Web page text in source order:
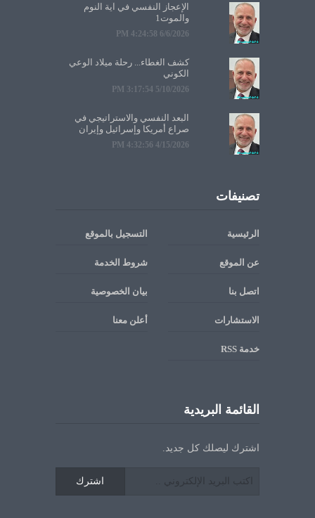
الإعجاز النفسي في آية النوم
والموت1
6/6/2026 4:24:58 PM
كشف الغطاء... رحلة ميلاد الوعي
الكوني
5/10/2026 3:17:54 PM
البعد النفسي والاستراتيجي في
صراع أمريكا وإسرائيل وإيران
4/15/2026 4:32:56 PM
تصنيفات
الرئيسية التسجيل بالموقع
عن الموقع شروط الخدمة
اتصل بنا بيان الخصوصية
الاستشارات أعلن معنا
خدمة RSS
القائمة البريدية
اشترك ليصلك كل جديد.
اشترك